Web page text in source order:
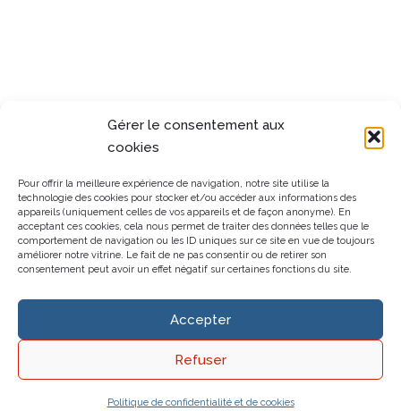
Gérer le consentement aux
cookies
Pour offrir la meilleure expérience de navigation, notre site utilise la
technologie des cookies pour stocker et/ou accéder aux informations des
appareils (uniquement celles de vos appareils et de façon anonyme). En
acceptant ces cookies, cela nous permet de traiter des données telles que le
comportement de navigation ou les ID uniques sur ce site en vue de toujours
améliorer notre vitrine. Le fait de ne pas consentir ou de retirer son
consentement peut avoir un effet négatif sur certaines fonctions du site.
Accepter
Refuser
Politique de confidentialité et de cookies